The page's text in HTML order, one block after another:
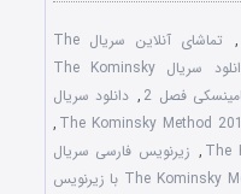
,
تماشای آنلاین سریال The
دانلود سریال The Kominsky
فصل 2 , دانلود سریال
,
, زیرنویس فارسی سریال
سریال The Kominsky Method با زیرنویس